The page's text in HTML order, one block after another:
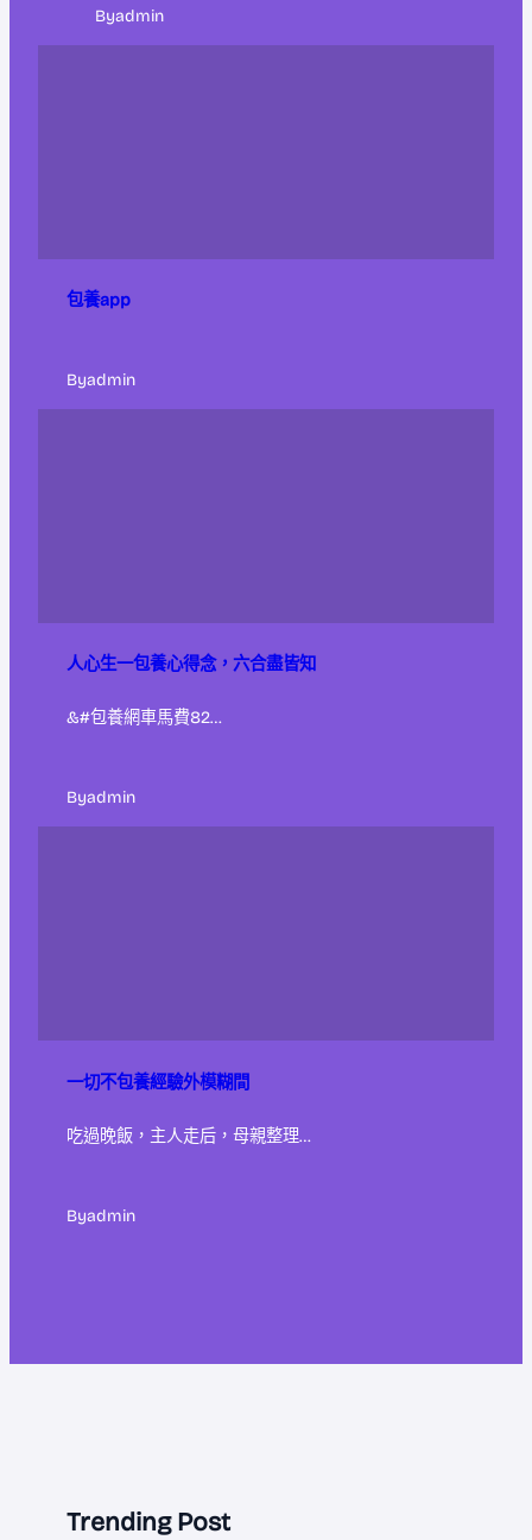
Byadmin
包養app
Byadmin
人心生一包養心得念，六合盡皆知
&#包養網車馬費82…
Byadmin
一切不包養經驗外模糊間
吃過晚飯，主人走后，母親整理…
Byadmin
Trending Post